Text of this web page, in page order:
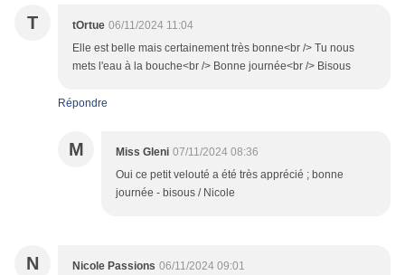
T tOrtue 06/11/2024 11:04
Elle est belle mais certainement très bonne<br /> Tu nous
mets l'eau à la bouche<br /> Bonne journée<br /> Bisous
Répondre
M Miss Gleni 07/11/2024 08:36
Oui ce petit velouté a été très apprécié ; bonne
journée - bisous / Nicole
N Nicole Passions 06/11/2024 09:01